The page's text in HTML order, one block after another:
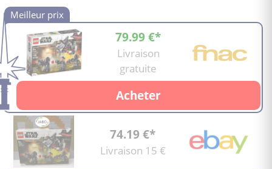
79.99 €*
Livraison
gratuite
Acheter
74.19 €*
Livraison 15 €